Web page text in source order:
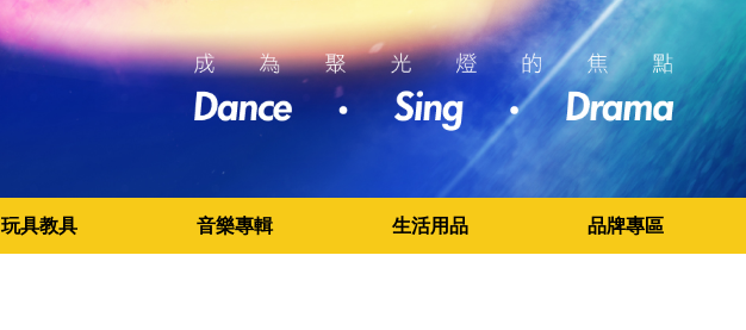
玩具教具 音樂專輯 生活用品 品牌專區